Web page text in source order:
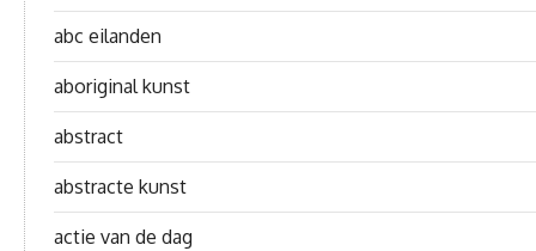
abc eilanden
aboriginal kunst
abstract
abstracte kunst
actie van de dag